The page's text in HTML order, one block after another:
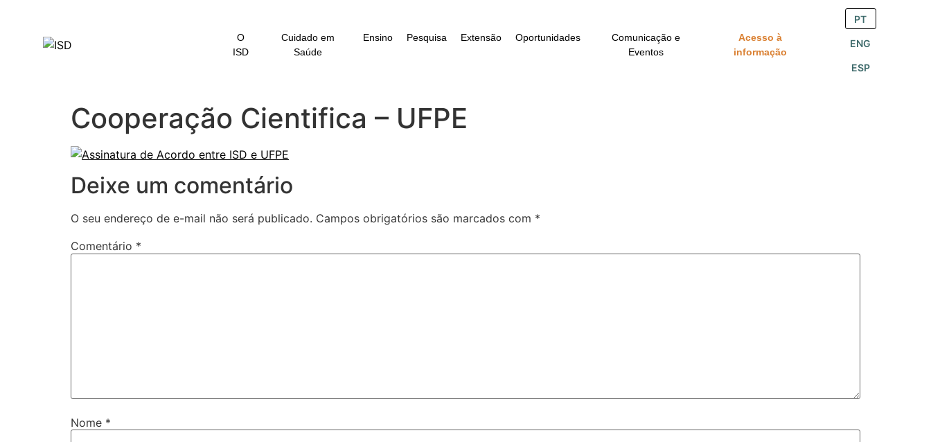
O
ISD
Cuidado em
Saúde
Ensino Pesquisa Extensão Oportunidades
Comunicação e
Eventos
Acesso à
informação
PT
ENG
ESP
Cooperação Cientifica – UFPE
Deixe um comentário
O seu endereço de e-mail não será publicado. Campos obrigatórios são marcados com *
Comentário *
Nome *